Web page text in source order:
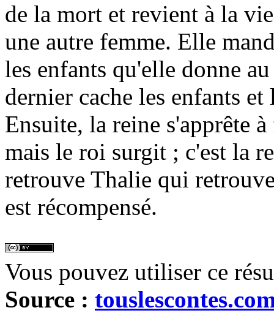
de la mort et revient à la
une autre femme. Elle
les enfants qu'elle donne
dernier cache les enfants
Ensuite, la reine s'apprête
mais le roi surgit ; c'est la
retrouve Thalie qui
est récompensé.
Vous pouvez utiliser ce
Source :